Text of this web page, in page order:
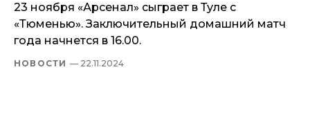
23 ноября «Арсенал» сыграет в Туле с
«Тюменью». Заключительный домашний матч
года начнется в 16.00.
НОВОСТИ — 22.11.2024